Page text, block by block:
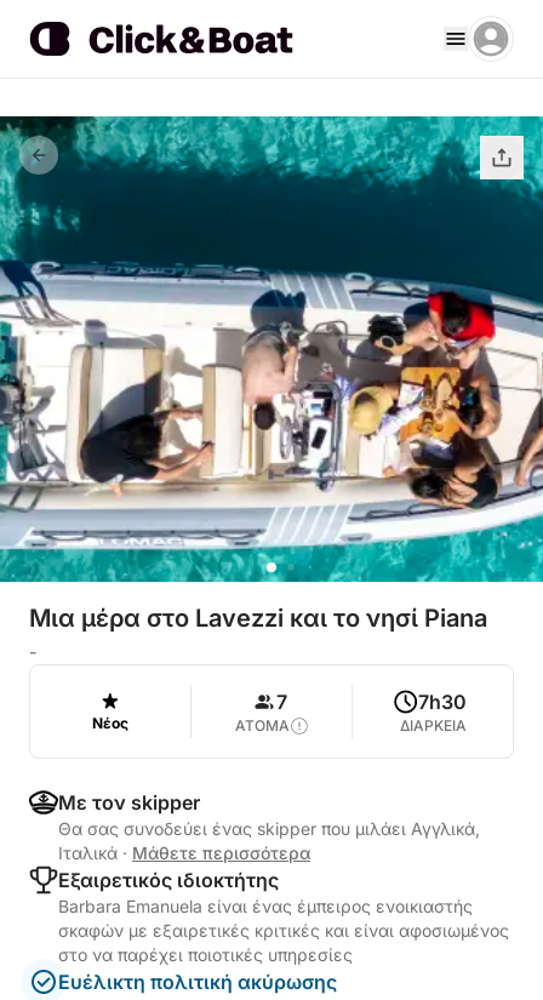
Μια μέρα στο Lavezzi και το νησί Piana
-
Νέος
7
ΑΤΟΜΑ
7h30
ΔΙΑΡΚΕΙΑ
Με τον skipper
Θα σας συνοδεύει ένας skipper που μιλάει Αγγλικά,
Ιταλικά · Μάθετε περισσότερα
Εξαιρετικός ιδιοκτήτης
Barbara Emanuela είναι ένας έμπειρος ενοικιαστής
σκαφών με εξαιρετικές κριτικές και είναι αφοσιωμένος
στο να παρέχει ποιοτικές υπηρεσίες
Ευέλικτη πολιτική ακύρωσης